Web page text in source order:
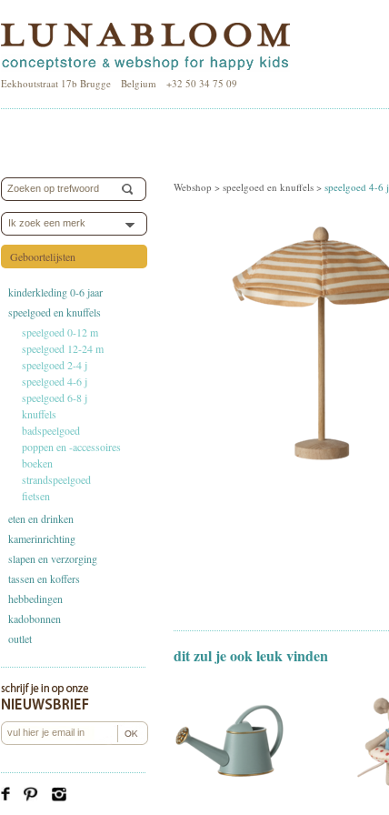
Eekhoutstraat 17b Brugge Belgium +32 50 34 75 09
Ik zoek een merk
Geboortelijsten
kinderkleding 0-6 jaar
speelgoed en knuffels
speelgoed 0-12 m
speelgoed 12-24 m
speelgoed 2-4 j
speelgoed 4-6 j
speelgoed 6-8 j
knuffels
badspeelgoed
poppen en -accessoires
boeken
strandspeelgoed
fietsen
eten en drinken
kamerinrichting
slapen en verzorging
tassen en koffers
hebbedingen
kadobonnen
outlet
Webshop > speelgoed en knuffels > speelgoed 4-6 j
dit zul je ook leuk vinden